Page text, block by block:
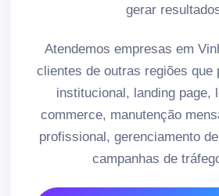
gerar
Atendemos empresas em
clientes de outras regiões que
institucional, landing page,
commerce, manutenção
profissional, gerenciamento
campanhas de